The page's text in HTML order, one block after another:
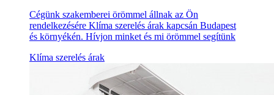
Cégünk szakemberei örömmel állnak az Ön
rendelkezésére Klíma szerelés árak kapcsán Budapest
és környékén. Hívjon minket és mi örömmel segítünk
Klíma szerelés árak